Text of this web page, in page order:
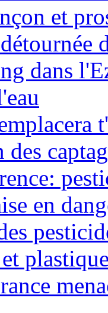
et
dans
en